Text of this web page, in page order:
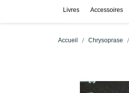
Livres Accessoires
Accueil Chrysoprase